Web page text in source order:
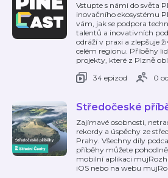
Vstupte s námi do světa
inovačního ekosystému
vám, jak se podpora
talentů a inovativních
odráží v praxi a zlepšuje
celém regionu. Příběhy
projekty, které z Plzně
34 epizod
0
Středočeské
Zajímavé osobnosti,
rekordy a úspěchy ze
Prahy. Všechny díly
příběhy můžete
mobilní aplikaci
iOS nebo na webu